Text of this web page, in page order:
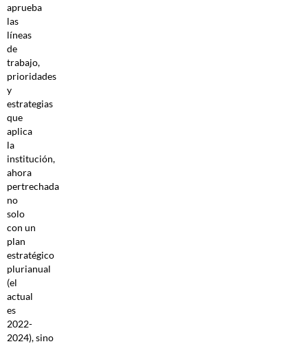
aprueba
las
líneas
de
trabajo,
prioridades
y
estrategias
que
aplica
la
institución,
ahora
pertrechada
no
solo
con un
plan
estratégico
plurianual
(el
actual
es
2022-
2024), sino